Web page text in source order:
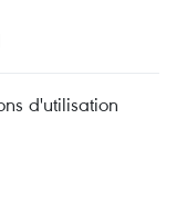
d'utilisation